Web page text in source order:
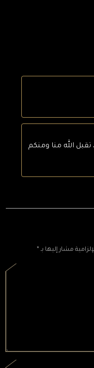
الله منا ومنكم
مشار إليها بـ *